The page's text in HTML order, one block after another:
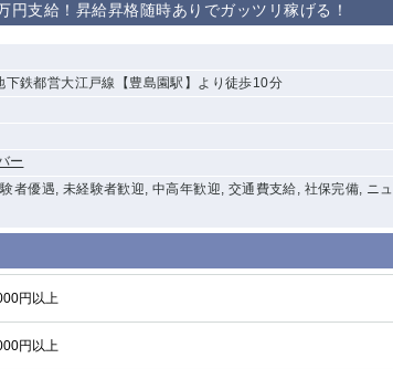
支給！昇給昇格随時ありでガッツリ稼げる！
鉄都営大江戸線【豊島園駅】より徒歩10分
ー
者優遇, 未経験者歓迎, 中高年歓迎, 交通費支給, 社保完備, ニュ
円以上
円以上